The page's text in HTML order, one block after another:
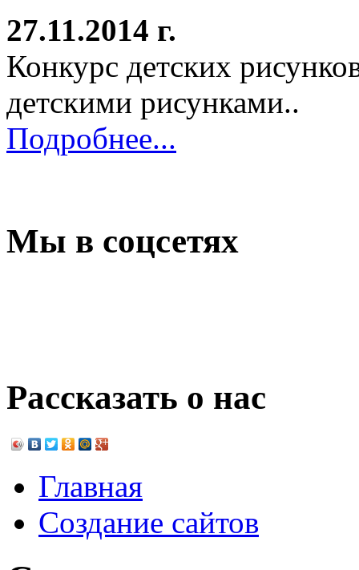
27.11.2014 г.
Конкурс детских
детскими рисунками..
Подробнее...
Мы в соцсетях
Рассказать о нас
Главная
Создание сайтов